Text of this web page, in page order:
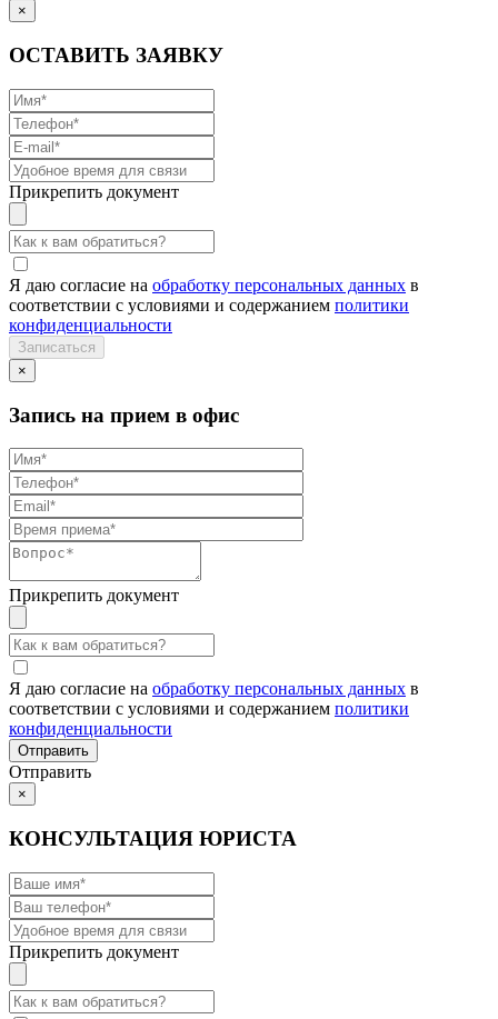
×
ОСТАВИТЬ ЗАЯВКУ
Прикрепить документ
Я даю согласие на обработку персональных данных в
соответствии с условиями и содержанием политики
конфиденциальности
×
Запись на прием в офис
Прикрепить документ
Я даю согласие на обработку персональных данных в
соответствии с условиями и содержанием политики
конфиденциальности
Отправить
×
КОНСУЛЬТАЦИЯ ЮРИСТА
Прикрепить документ